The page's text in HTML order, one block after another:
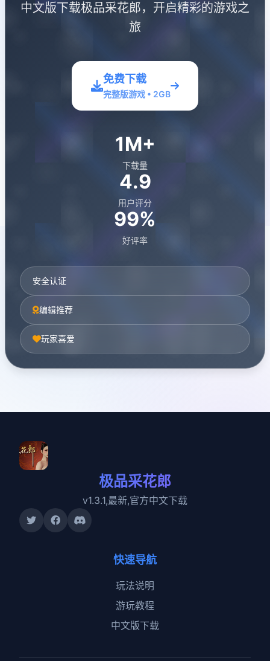
中文版下载极品采花郎，开启精彩的游戏之
旅
免费下载
完整版游戏 • 2GB
1M+
下载量
4.9
用户评分
99%
好评率
安全认证
编辑推荐
玩家喜爱
极品采花郎
v1.3.1,最新,官方中文下载
快速导航
玩法说明
游玩教程
中文版下载